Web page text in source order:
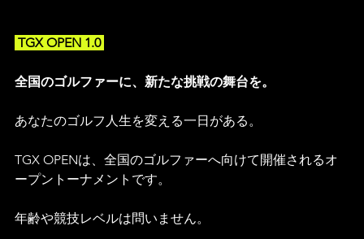
TGX OPEN 1.0
全国のゴルファーに、新たな挑戦の舞台を。
あなたのゴルフ人生を変える一日がある。
TGX OPENは、全国のゴルファーへ向けて開催されるオ
ープントーナメントです。
年齢や競技レベルは問いません。